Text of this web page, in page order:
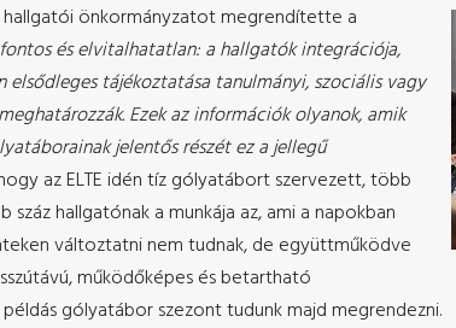
hallgatói önkormányzatot megrendítette a
és elvitalhatatlan: a hallgatók integrációja,
elsődleges tájékoztatása tanulmányi, szociális vagy
Ezek az információk olyanok, amik
jelentős részét ez a jellegű
az ELTE idén tíz gólyatábort szervezett, több
hallgatónak a munkája az, ami a napokban
változtatni nem tudnak, de együttműködve
működőképes és betartható
gólyatábor szezont tudunk majd megrendezni.